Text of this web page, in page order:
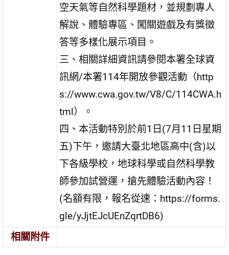
空天氣等自然科學題材，並規劃專人
解說、體驗專區、闖關遊戲及有獎徵
答等多樣化展示項目。
三、相關詳細資訊請參閱本署全球資
訊網/本署114年開放參觀活動（http
s://www.cwa.gov.tw/V8/C/114CWA.h
tml）。
四、本活動特別於前1日(7月11日星期
五)下午，邀請大臺北地區高中(含)以
下各級學校，地球科學或自然科學教
師參加試營運，搶先體驗活動內容！
(名額有限，報名從速：https://forms.
gle/yJjtEJcUEnZqrtDB6)
相關附件